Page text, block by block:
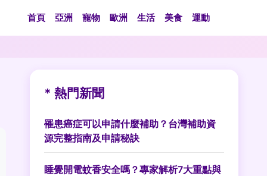
首頁 亞洲 寵物 歐洲 生活 美食 運動
* 熱門新聞
罹患癌症可以申請什麼補助？台灣補助資
源完整指南及申請秘訣
睡覺開電蚊香安全嗎？專家解析7大重點與